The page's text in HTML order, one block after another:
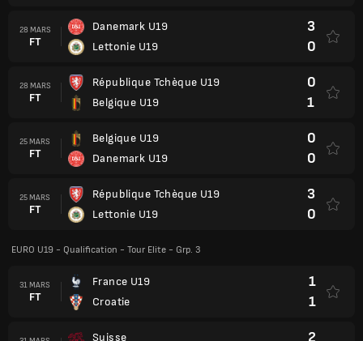
28 MARS
FT
Danemark U19
Lettonie U19
3
0
28 MARS
FT
République Tchèque U19
Belgique U19
0
1
25 MARS
FT
Belgique U19
Danemark U19
0
0
25 MARS
FT
République Tchèque U19
Lettonie U19
3
0
EURO U19 - Qualification - Tour Elite - Grp. 3
31 MARS
FT
France U19
Croatie
1
1
Suisse 2